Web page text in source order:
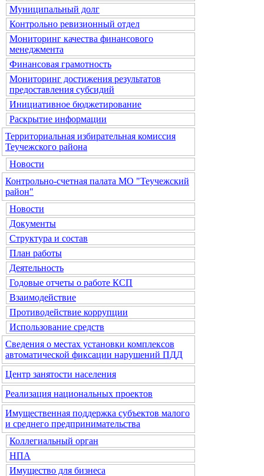
Муниципальный долг
Контрольно ревизионный отдел
Мониторинг качества финансового
менеджмента
Финансовая грамотность
Мониторинг достижения результатов
предоставления субсидий
Инициативное бюджетирование
Раскрытие информации
Территориальная избирательная комиссия
Теучежского района
Новости
Контрольно-счетная палата МО "Теучежский
район"
Новости
Документы
Структура и состав
План работы
Деятельность
Годовые отчеты о работе КСП
Взаимодействие
Противодействие коррупции
Использование средств
Сведения о местах установки комплексов
автоматической фиксации нарушений ПДД
Центр занятости населения
Реализация национальных проектов
Имущественная поддержка субъектов малого
и среднего предпринимательства
Коллегиальный орган
НПА
Имущество для бизнеса